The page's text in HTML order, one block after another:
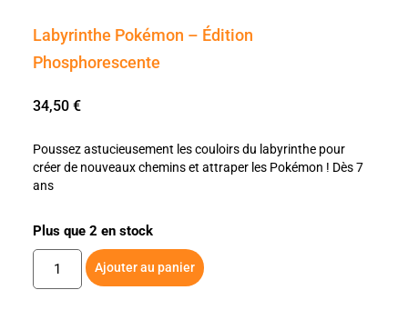
Labyrinthe Pokémon – Édition
Phosphorescente
34,50 €
Poussez astucieusement les couloirs du labyrinthe pour
créer de nouveaux chemins et attraper les Pokémon ! Dès 7
ans
Plus que 2 en stock
Ajouter au panier